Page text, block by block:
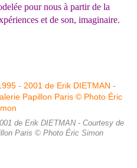
pour nous à partir de la
et de son, imaginaire.
de Erik DIETMAN - Courtesy de
Paris © Photo Éric Simon